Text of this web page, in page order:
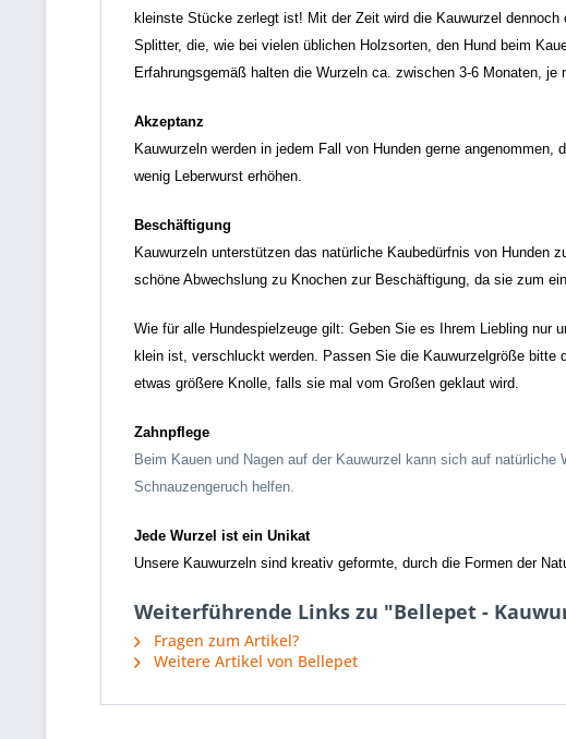
kleinste Stücke zerlegt ist! Mit der Zeit wird die Kauwurzel
Splitter, die, wie bei vielen üblichen Holzsorten, den Hund beim
Erfahrungsgemäß halten die Wurzeln ca. zwischen 3-6 Monaten, je
Akzeptanz
Kauwurzeln werden in jedem Fall von Hunden gerne
wenig Leberwurst erhöhen.
Beschäftigung
Kauwurzeln unterstützen das natürliche Kaubedürfnis von Hunden
schöne Abwechslung zu Knochen zur Beschäftigung, da sie zum
Wie für alle Hundespielzeuge gilt: Geben Sie es Ihrem Liebling
klein ist, verschluckt werden. Passen Sie die Kauwurzelgröße bitte
etwas größere Knolle, falls sie mal vom Großen geklaut wird.
Zahnpflege
Beim Kauen und Nagen auf der Kauwurzel kann sich auf
Schnauzengeruch helfen.
Jede Wurzel ist ein Unikat
Unsere Kauwurzeln sind kreativ geformte, durch die Formen der
Weiterführende Links zu "Bellepet -
Fragen zum Artikel?
Weitere Artikel von Bellepet